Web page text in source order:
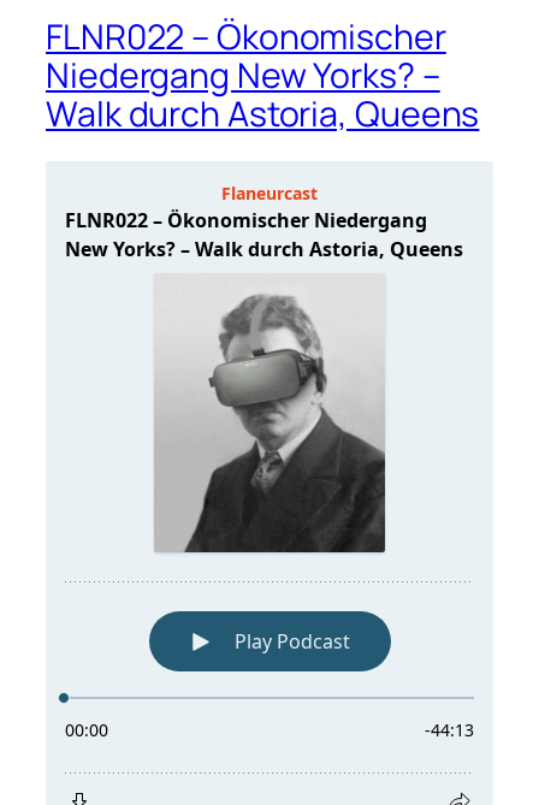
FLNR022 – Ökonomischer
Niedergang New Yorks? –
Walk durch Astoria, Queens